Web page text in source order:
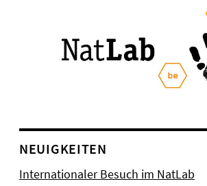
NEUIGKEITEN
Internationaler Besuch im NatLab